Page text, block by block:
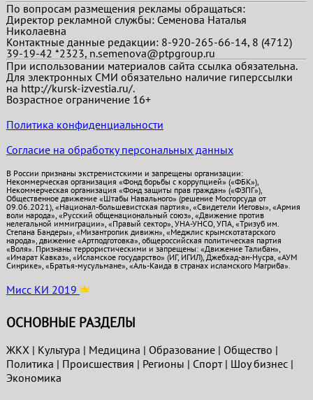
По вопросам размещения рекламы обращаться:
Директор рекламной службы: Семенова Наталья
Николаевна
Контактные данные редакции: 8-920-265-66-14, 8 (4712)
39-19-42 *2323, n.semenova@ptpgroup.ru
При использовании материалов сайта ссылка обязательна.
Для электронных СМИ обязательно наличие гиперссылки
на http://kursk-izvestia.ru/.
Возрастное ограничение 16+
Политика конфиденциальности
Согласие на обработку персональных данных
В России признаны экстремистскими и запрещены организации:
Некоммерческая организация «Фонд борьбы с коррупцией» («ФБК»),
Некоммерческая организация «Фонд защиты прав граждан» («ФЗПГ»),
Общественное движение «Штабы Навального» (решение Мосгорсуда от
09.06.2021), «Национал-большевистская партия», «Свидетели Иеговы», «Армия
воли народа», «Русский общенациональный союз», «Движение против
нелегальной иммиграции», «Правый сектор», УНА-УНСО, УПА, «Тризуб им.
Степана Бандеры», «Мизантропик дивижн», «Меджлис крымскотатарского
народа», движение «Артподготовка», общероссийская политическая партия
«Воля». Признаны террористическими и запрещены: «Движение Талибан»,
«Имарат Кавказ», «Исламское государство» (ИГ, ИГИЛ), Джебхад-ан-Нусра, «АУМ
Синрике», «Братья-мусульмане», «Аль-Каида в странах исламского Магриба».
Мисс КИ 2019
ОСНОВНЫЕ РАЗДЕЛЫ
ЖКХ | Культура | Медицина | Образование| Общество |
Политика | Проиcшествия | Регионы | Спорт| Шоу бизнес|
Экономика